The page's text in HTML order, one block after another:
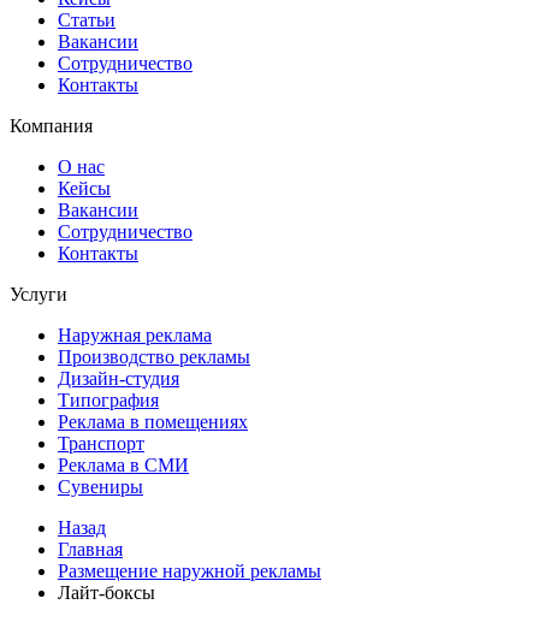
Статьи
Вакансии
Сотрудничество
Контакты
Компания
О нас
Кейсы
Вакансии
Сотрудничество
Контакты
Услуги
Наружная реклама
Производство рекламы
Дизайн-студия
Типография
Реклама в помещениях
Транспорт
Реклама в СМИ
Сувениры
Назад
Главная
Размещение наружной рекламы
Лайт-боксы